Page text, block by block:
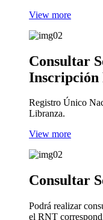
View more
Consultar
Inscripción
Registro Único
Libranza.
View more
Consultar
Podrá realizar
el RNT